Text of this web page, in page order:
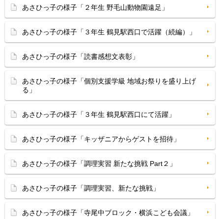
あさひっ子の様子「２年生 野毛山動物園遠足」
あさひっ子の様子「３年生 鶴見駅西口で活躍（続編）」
あさひっ子の様子「読書感想文表彰」
あさひっ子の様子「個別支援学級 地域お祭りを盛り上げ
る」
あさひっ子の様子「３年生 鶴見駅西口にて活躍」
あさひっ子の様子「キッザニアからゲストを招待」
あさひっ子の様子「調理実習 新たな挑戦 Part２」
あさひっ子の様子「調理実習、新たな挑戦」
あさひっ子の様子「寺尾中ブロック・横浜こども会議」